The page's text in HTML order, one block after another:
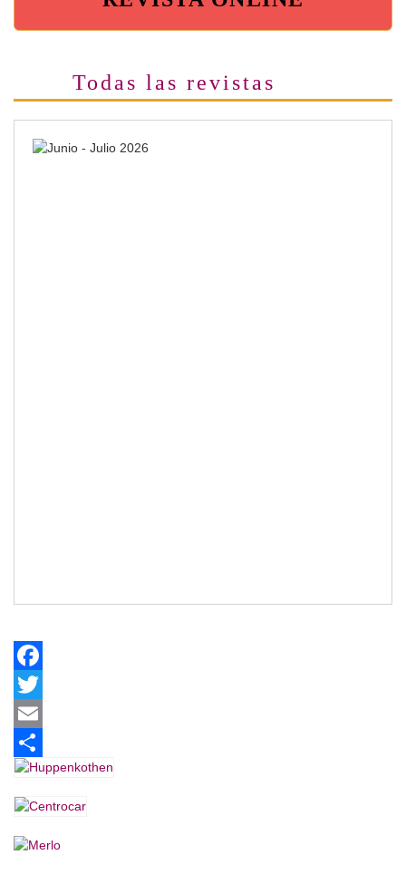
Todas las revistas
Facebook
Twitter
Email
Share